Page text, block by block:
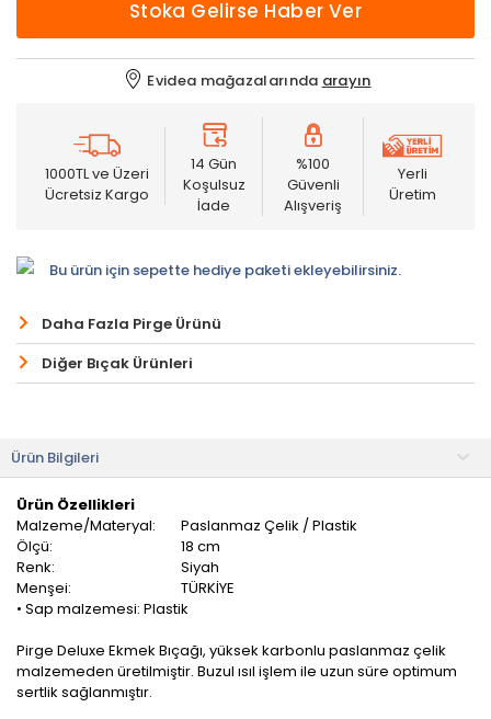
Stoka Gelirse Haber Ver
Evidea mağazalarında arayın
1000TL ve Üzeri
Ücretsiz Kargo
14 Gün
Koşulsuz
İade
%100
Güvenli
Alışveriş
Yerli
Üretim
Bu ürün için sepette hediye paketi ekleyebilirsiniz.
Daha Fazla Pirge Ürünü
Diğer Bıçak Ürünleri
Ürün Bilgileri
Ürün Özellikleri
Malzeme/Materyal:
Paslanmaz Çelik / Plastik
Ölçü:
18 cm
Renk:
Siyah
Menşei:
TÜRKİYE
• Sap malzemesi: Plastik
Pirge Deluxe Ekmek Bıçağı, yüksek karbonlu paslanmaz çelik
malzemeden üretilmiştir. Buzul ısıl işlem ile uzun süre optimum
sertlik sağlanmıştır.